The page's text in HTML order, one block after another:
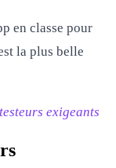
en classe pour
la plus belle
exigeants